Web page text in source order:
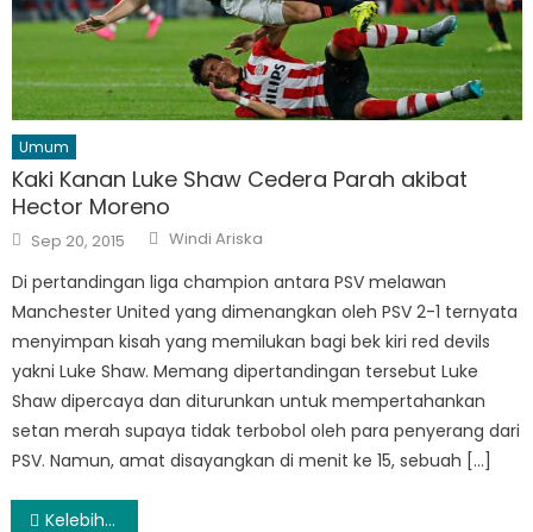
Umum
Kaki Kanan Luke Shaw Cedera Parah akibat
Hector Moreno
Posted
on
Sep 20, 2015 Author
Windi Ariska
Di pertandingan liga champion antara PSV melawan
Manchester United yang dimenangkan oleh PSV 2-1 ternyata
menyimpan kisah yang memilukan bagi bek kiri red devils
yakni Luke Shaw. Memang dipertandingan tersebut Luke
Shaw dipercaya dan diturunkan untuk mempertahankan
setan merah supaya tidak terbobol oleh para penyerang dari
PSV. Namun, amat disayangkan di menit ke 15, sebuah […]
Post
Kelebihan dan Kualitas cetak foto dari Printer Brother DCP-J100